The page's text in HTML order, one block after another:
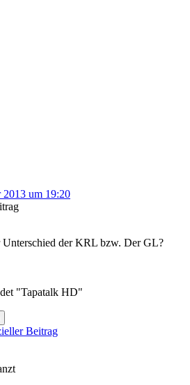
2013 um 19:20
Unterschied der KRL bzw. Der GL?
"Tapatalk HD"
Beitrag